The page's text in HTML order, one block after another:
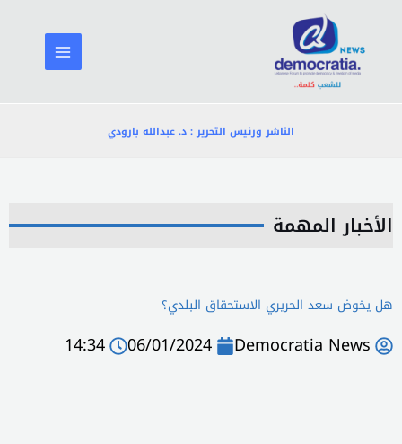
المحتوى
الناشر ورئيس التحرير : د. عبدالله بارودي
الأخبار المهمة
هل يخوض سعد الحريري الاستحقاق البلدي؟
Democratia News
06/01/2024
14:34